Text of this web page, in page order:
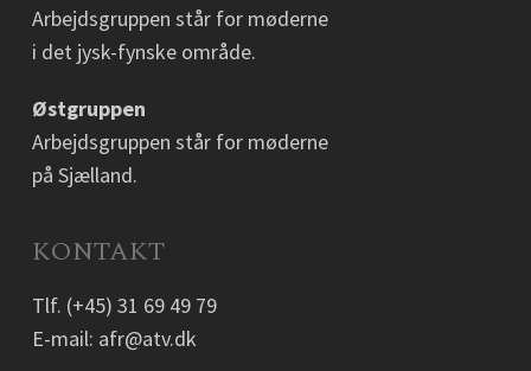
Arbejdsgruppen står for møderne
i det jysk-fynske område.
Østgruppen
Arbejdsgruppen står for møderne
på Sjælland.
KONTAKT
Tlf. (+45) 31 69 49 79
E-mail: afr@atv.dk